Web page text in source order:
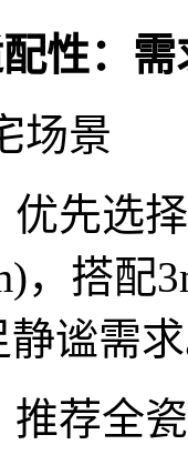
：需
景
选择
，搭配
静谧需
全瓷